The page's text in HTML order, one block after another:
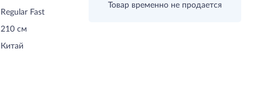
Товар временно не продается
Regular Fast
210 см
Китай